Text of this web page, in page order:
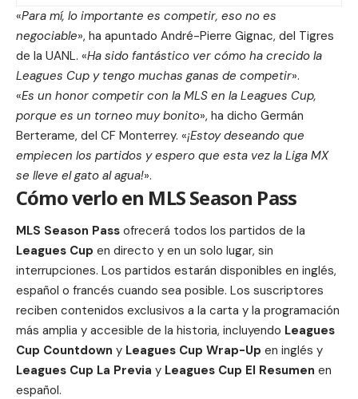
«Para mí, lo importante es competir, eso no es
negociable», ha apuntado André-Pierre Gignac, del Tigres
de la UANL. «Ha sido fantástico ver cómo ha crecido la
Leagues Cup y tengo muchas ganas de competir».
«Es un honor competir con la MLS en la Leagues Cup,
porque es un torneo muy bonito», ha dicho Germán
Berterame, del CF Monterrey. «¡Estoy deseando que
empiecen los partidos y espero que esta vez la Liga MX
se lleve el gato al agua!».
Cómo verlo en MLS Season Pass
MLS Season Pass ofrecerá todos los partidos de la
Leagues Cup en directo y en un solo lugar, sin
interrupciones. Los partidos estarán disponibles en inglés,
español o francés cuando sea posible. Los suscriptores
reciben contenidos exclusivos a la carta y la programación
más amplia y accesible de la historia, incluyendo Leagues
Cup Countdown y Leagues Cup Wrap-Up en inglés y
Leagues Cup La Previa y Leagues Cup El Resumen en
español.